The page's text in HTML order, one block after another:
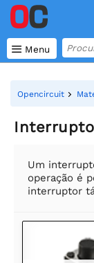
 Menu
Opencircuit
Um
operação é
interruptor